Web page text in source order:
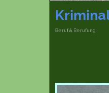
Beruf & Berufung